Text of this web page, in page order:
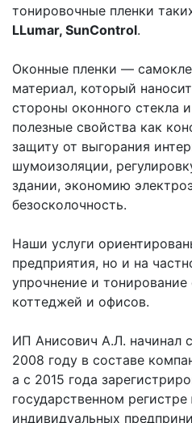
тонировочные пленки
LLumar, SunControl.
Оконные пленки —
материал, который
стороны оконного стекла
полезные свойства как
защиту от выгорания
шумоизоляции,
здании, экономию
безосколочность.
Наши услуги
предприятия, но и на
упрочнение и тонирование
коттеджей и офисов.
ИП Анисович А.Л. начинал
2008 году в составе
а с 2015 года
государственном
индивидуальных